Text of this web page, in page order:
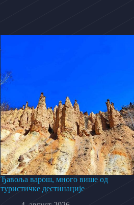
Ђавоља варош, много више од
туристичке дестинације